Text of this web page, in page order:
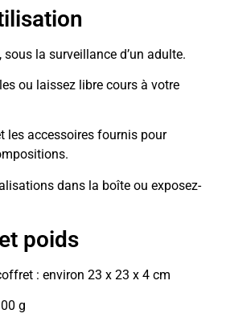
sous la surveillance d’un adulte.
ou laissez libre cours à votre
les accessoires fournis pour
dans la boîte ou exposez-
poids
: environ 23 x 23 x 4 cm
g